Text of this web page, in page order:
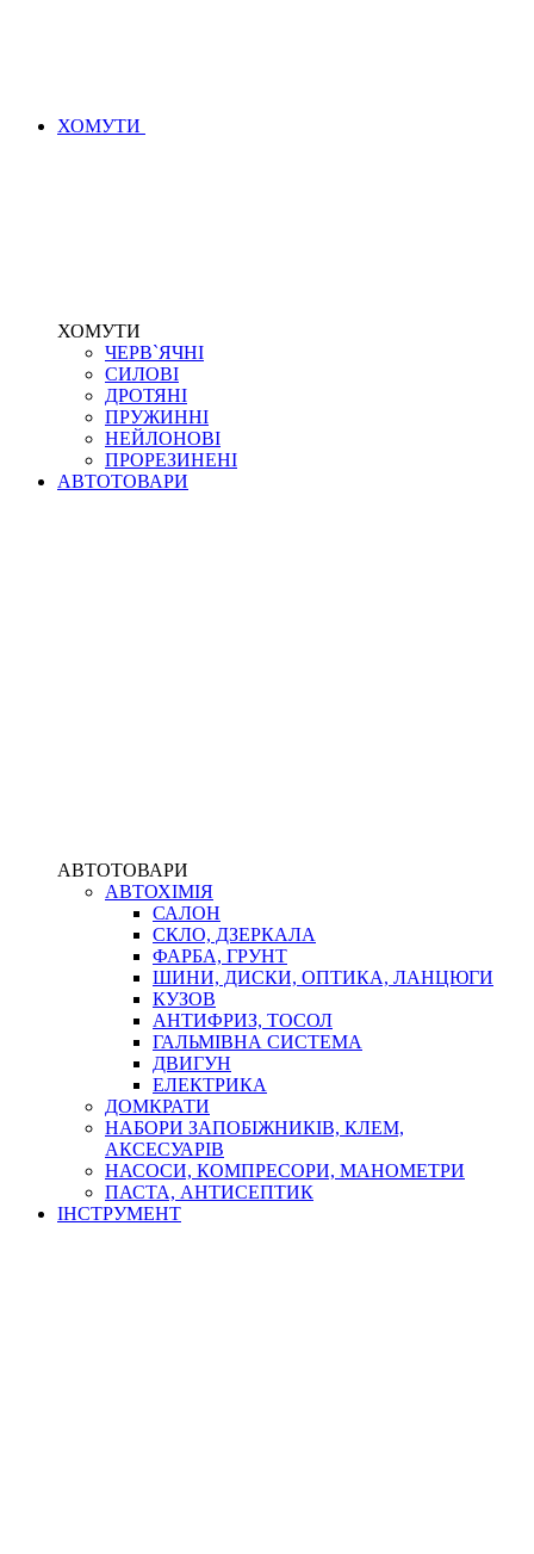
ХОМУТИ
ХОМУТИ
ЧЕРВ`ЯЧНІ
СИЛОВІ
ДРОТЯНІ
ПРУЖИННІ
НЕЙЛОНОВІ
ПРОРЕЗИНЕНІ
АВТОТОВАРИ
АВТОТОВАРИ
АВТОХІМІЯ
САЛОН
СКЛО, ДЗЕРКАЛА
ФАРБА, ГРУНТ
ШИНИ, ДИСКИ, ОПТИКА, ЛАНЦЮГИ
КУЗОВ
АНТИФРИЗ, ТОСОЛ
ГАЛЬМІВНА СИСТЕМА
ДВИГУН
ЕЛЕКТРИКА
ДОМКРАТИ
НАБОРИ ЗАПОБІЖНИКІВ, КЛЕМ,
АКСЕСУАРІВ
НАСОСИ, КОМПРЕСОРИ, МАНОМЕТРИ
ПАСТА, АНТИСЕПТИК
ІНСТРУМЕНТ